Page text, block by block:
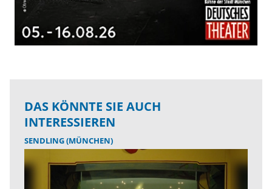
DAS KÖNNTE SIE AUCH
INTERESSIEREN
SENDLING (MÜNCHEN)